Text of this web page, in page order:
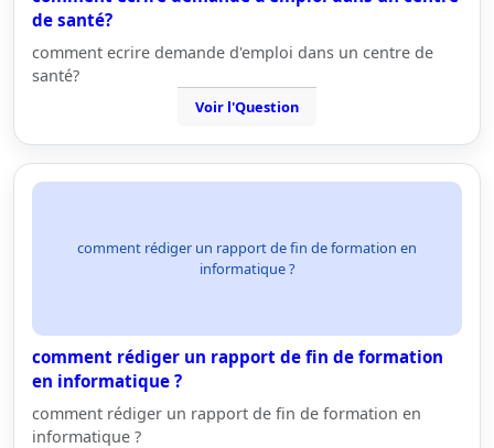
de santé?
comment ecrire demande d'emploi dans un centre de
santé?
Voir l'Question
comment rédiger un rapport de fin de formation en
informatique ?
comment rédiger un rapport de fin de formation
en informatique ?
comment rédiger un rapport de fin de formation en
informatique ?